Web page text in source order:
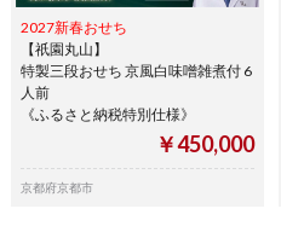
2027新春おせち
【祇園丸山】
特製三段おせち 京風白味噌雑煮付 6
人前
《ふるさと納税特別仕様》
￥450,000
京都府京都市